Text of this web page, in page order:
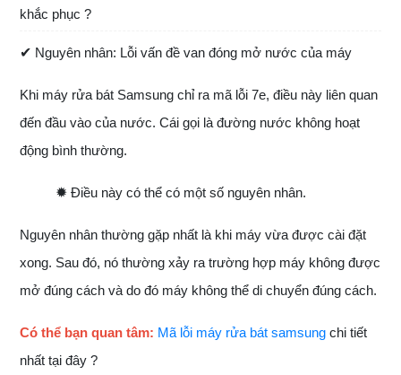
khắc phục ?
✔ Nguyên nhân: Lỗi vấn đề van đóng mở nước của máy
Khi máy rửa bát Samsung chỉ ra mã lỗi 7e, điều này liên quan
đến đầu vào của nước. Cái gọi là đường nước không hoạt
động bình thường.
✹Điều này có thể có một số nguyên nhân.
Nguyên nhân thường gặp nhất là khi máy vừa được cài đặt
xong. Sau đó, nó thường xảy ra trường hợp máy không được
mở đúng cách và do đó máy không thể di chuyển đúng cách.
Có thể bạn quan tâm: Mã lỗi máy rửa bát samsung chi tiết
nhất tại đây ?